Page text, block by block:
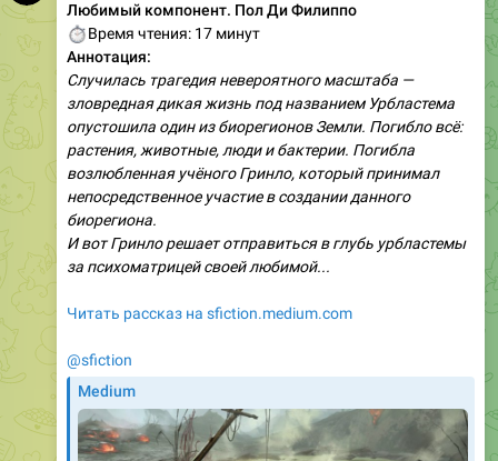
Любимый компонент. Пол Ди Филиппо
Время чтения: 17 минут
Аннотация:
Случилась трагедия невероятного масштаба —
зловредная дикая жизнь под названием Урбластема
опустошила один из биорегионов Земли. Погибло всё:
растения, животные, люди и бактерии. Погибла
возлюбленная учёного Гринло, который принимал
непосредственное участие в создании данного
биорегиона.
И вот Гринло решает отправиться в глубь урбластемы
за психоматрицей своей любимой...
Читать рассказ на sfiction.medium.com
@sfiction
Medium